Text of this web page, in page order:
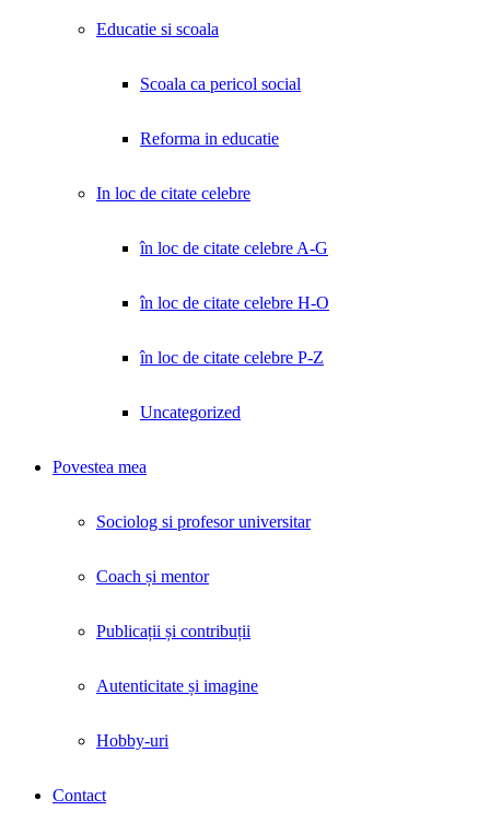
Educatie si scoala
Scoala ca pericol social
Reforma in educatie
In loc de citate celebre
în loc de citate celebre A-G
în loc de citate celebre H-O
în loc de citate celebre P-Z
Uncategorized
Povestea mea
Sociolog si profesor universitar
Coach și mentor
Publicații și contribuții
Autenticitate și imagine
Hobby-uri
Contact